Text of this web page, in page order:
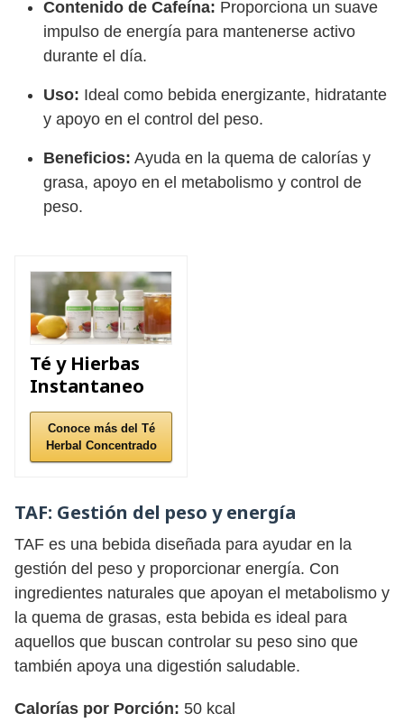
Contenido de Cafeína: Proporciona un suave
impulso de energía para mantenerse activo
durante el día.
Uso: Ideal como bebida energizante, hidratante
y apoyo en el control del peso.
Beneficios: Ayuda en la quema de calorías y
grasa, apoyo en el metabolismo y control de
peso.
Té y Hierbas
Instantaneo
Conoce más del Té
Herbal Concentrado
TAF: Gestión del peso y energía
TAF es una bebida diseñada para ayudar en la
gestión del peso y proporcionar energía. Con
ingredientes naturales que apoyan el metabolismo y
la quema de grasas, esta bebida es ideal para
aquellos que buscan controlar su peso sino que
también apoya una digestión saludable.
Calorías por Porción: 50 kcal